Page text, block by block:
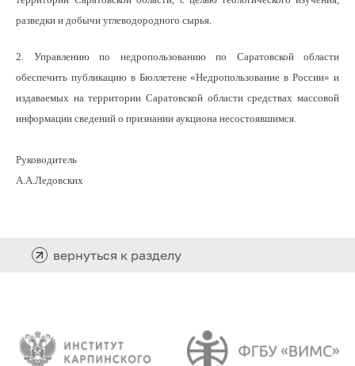
разведки и добычи углеводородного сырья.
2. Управлению по недропользованию по Саратовской области
обеспечить публикацию в Бюллетене «Недропользование в России» и
издаваемых на территории Саратовской области средствах массовой
информации сведений о признании аукциона несостоявшимся.
Руководитель
А.А.Ледовских
вернуться к разделу